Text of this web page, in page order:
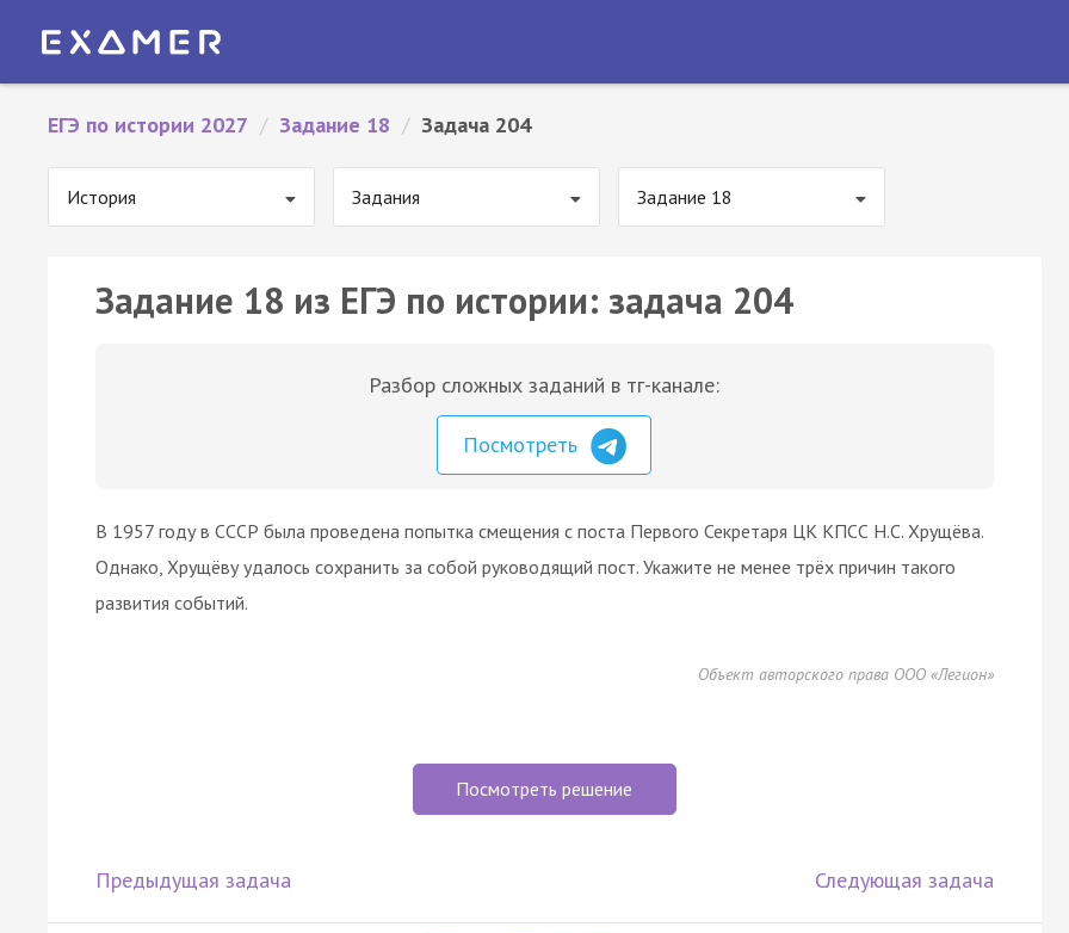
ЕГЭ по истории 2027 / Задание 18 / Задача 204
История Задания Задание 18
Задание 18 из ЕГЭ по истории: задача 204
Разбор сложных заданий в тг-канале:
Посмотреть
В 1957 году в СССР была проведена попытка смещения с поста Первого Секретаря ЦК КПСС Н.С. Хрущёва.
Однако, Хрущёву удалось сохранить за собой руководящий пост. Укажите не менее трёх причин такого
развития событий.
Объект авторского права ООО «Легион»
Посмотреть решение
Предыдущая задача Следующая задача